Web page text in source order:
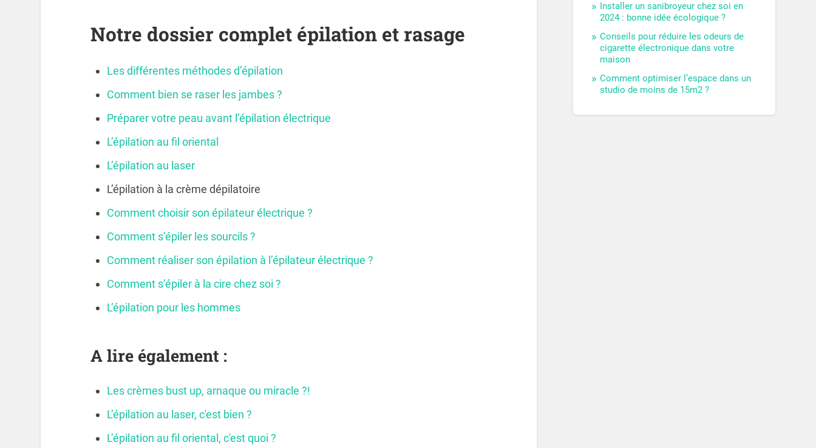
Notre dossier complet épilation et rasage
Les différentes méthodes d’épilation
Comment bien se raser les jambes ?
Préparer votre peau avant l’épilation électrique
L’épilation au fil oriental
L’épilation au laser
L’épilation à la crème dépilatoire
Comment choisir son épilateur électrique ?
Comment s’épiler les sourcils ?
Comment réaliser son épilation à l’épilateur électrique ?
Comment s’épiler à la cire chez soi ?
L’épilation pour les hommes
A lire également :
Les crèmes bust up, arnaque ou miracle ?!
L’épilation au laser, c'est bien ?
L’épilation au fil oriental, c'est quoi ?
Installer un sanibroyeur chez soi en
2024 : bonne idée écologique ?
Conseils pour réduire les odeurs de
cigarette électronique dans votre
maison
Comment optimiser l’espace dans un
studio de moins de 15m2 ?